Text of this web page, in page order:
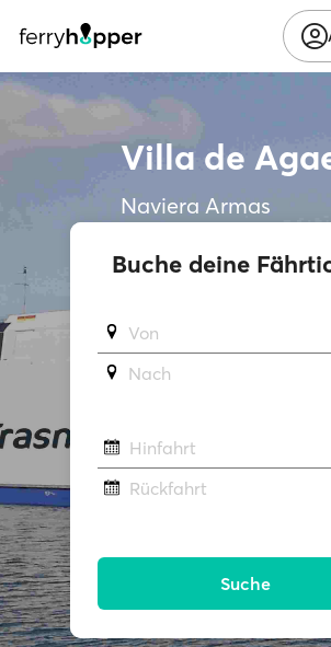
Villa de
Naviera Armas
Buche deine
Von
Νach
Hinfahrt
Rückfahrt
Suche